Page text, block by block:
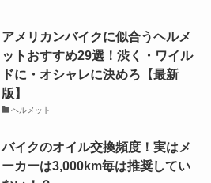
アメリカンバイクに似合うヘルメ
ットおすすめ29選！渋く・ワイル
ドに・オシャレに決めろ【最新
版】
ヘルメット
バイクのオイル交換頻度！実はメ
ーカーは3,000km毎は推奨してい